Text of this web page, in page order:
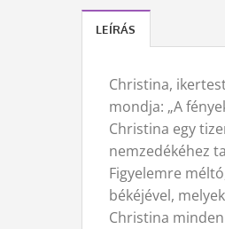
LEÍRÁS
Christina,
mondja: „A
Christina egy
nemzedékéhez
Figyelemre
békéjével,
Christina